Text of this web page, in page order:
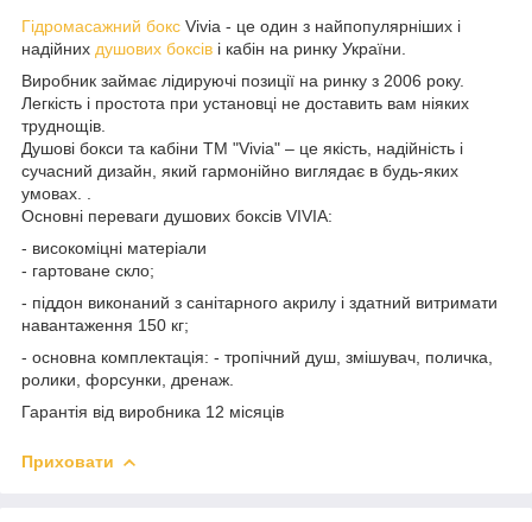
Гідромасажний бокс Vivia - це один з найпопулярніших і
надійних душових боксів і кабін на ринку України.
Виробник займає лідируючі позиції на ринку з 2006 року.
Легкість і простота при установці не доставить вам ніяких
труднощів.
Душові бокси та кабіни ТМ "Vivia" – це якість, надійність і
сучасний дизайн, який гармонійно виглядає в будь-яких
умовах. .
Основні переваги душових боксів VIVIA:
- високоміцні матеріали
- гартоване скло;
- піддон виконаний з санітарного акрилу і здатний витримати
навантаження 150 кг;
- основна комплектація: - тропічний душ, змішувач, поличка,
ролики, форсунки, дренаж.
Гарантія від виробника 12 місяців
Приховати